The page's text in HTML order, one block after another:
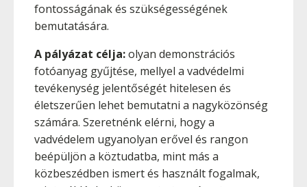
fontosságának és szükségességének
bemutatására.
A pályázat célja:olyan demonstrációs
fotóanyag gyűjtése, mellyel a vadvédelmi
tevékenység jelentőségét hitelesen és
életszerűen lehet bemutatni a nagyközönség
számára. Szeretnénk elérni, hogy a
vadvédelem ugyanolyan erővel és rangon
beépüljön a köztudatba, mint más a
közbeszédben ismert és használt fogalmak,